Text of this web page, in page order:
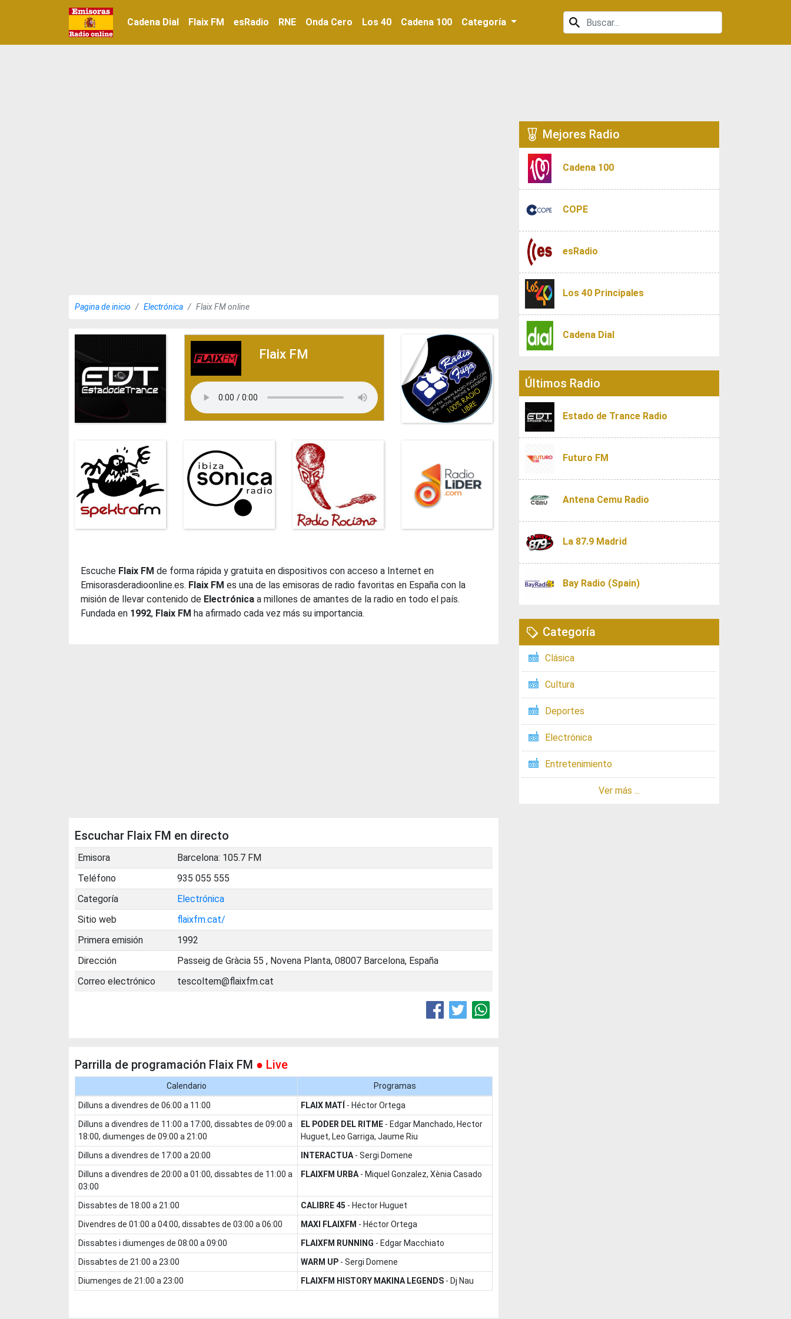
Cadena Dial Flaix FM esRadio RNE Onda Cero Los 40 Cadena 100 Categoría
Pagina de inicio Electrónica Flaix FM online
Flaix FM
Escuche Flaix FM de forma rápida y gratuita en dispositivos con acceso a Internet en
Emisorasderadioonline.es. Flaix FM es una de las emisoras de radio favoritas en España con la
misión de llevar contenido de Electrónica a millones de amantes de la radio en todo el país.
Fundada en 1992, Flaix FM ha afirmado cada vez más su importancia.
Escuchar Flaix FM en directo
Emisora
Barcelona: 105.7 FM
Teléfono
935 055 555
Categoría
Electrónica
Sitio web
flaixfm.cat/
Primera emisión
1992
Dirección
Passeig de Gràcia 55 , Novena Planta, 08007 Barcelona, España
Correo electrónico
tescoltem@flaixfm.cat
Parrilla de programación Flaix FM ● Live
Calendario Programas
dilluns a divendres de 06:00 a 11:00 FLAIX MATÍ - Héctor Ortega
dilluns a divendres de 11:00 a 17:00, dissabtes de 09:00 a
18:00, diumenges de 09:00 a 21:00
EL PODER DEL RITME - Edgar Manchado, Hector
Huguet, Leo Garriga, Jaume Riu
dilluns a divendres de 17:00 a 20:00
INTERACTUA - Sergi Domene
dilluns a divendres de 20:00 a 01:00, dissabtes de 11:00 a
03:00
FLAIXFM URBA - Miquel Gonzalez, Xènia Casado
dissabtes de 18:00 a 21:00 CALIBRE 45 - Hector Huguet
divendres de 01:00 a 04:00, dissabtes de 03:00 a 06:00
MAXI FLAIXFM - Héctor Ortega
dissabtes i diumenges de 08:00 a 09:00
FLAIXFM RUNNING - Edgar Macchiato
dissabtes de 21:00 a 23:00
WARM UP - Sergi Domene
diumenges de 21:00 a 23:00
FLAIXFM HISTORY MAKINA LEGENDS - Dj Nau
Mejores Radio
Cadena 100
COPE
esRadio
Los 40 Principales
Cadena Dial
Últimos Radio
Estado de Trance Radio
Futuro FM
Antena Cemu Radio
La 87.9 Madrid
Bay Radio (Spain)
Categoría
Clásica
Cultura
Deportes
Electrónica
Entretenimiento
Ver más ...